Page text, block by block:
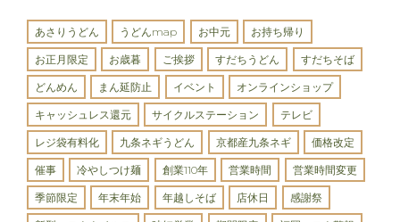
あさりうどん うどんmap お中元 お持ち帰り
お正月限定 お歳暮 ご挨拶 すだちうどん すだちそば
どんめん まん延防止 イベント オンラインショップ
キャッシュレス還元 サイクルステーション テレビ
レジ袋有料化 九条ネギうどん 京都産九条ネギ 価格改定
催事 冷やしつけ麺 創業110年 営業時間 営業時間変更
季節限定 年末年始 年越しそば 店休日 感謝祭